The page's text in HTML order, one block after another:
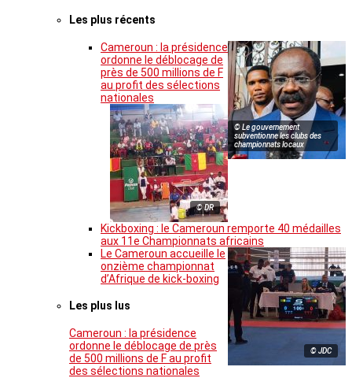
Les plus récents
© Le gouvernement
subventionne les clubs des
championnats locaux
Cameroun : la présidence
ordonne le déblocage de
près de 500 millions de F
au profit des sélections
nationales
© DR
Kickboxing : le Cameroun remporte 40 médailles
aux 11e Championnats africains
© JDC
Le Cameroun accueille le
onzième championnat
d’Afrique de kick-boxing
Les plus lus
Cameroun : la présidence
ordonne le déblocage de près
de 500 millions de F au profit
des sélections nationales